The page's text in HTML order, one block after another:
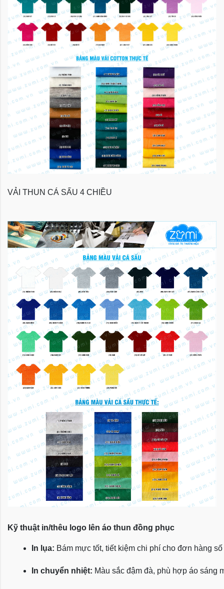
VẢI THUN CÁ SẤU 4 CHIỀU
Kỹ thuật in/thêu logo lên áo thun đồng phục
In lụa: Bám mực tốt, tiết kiệm chi phí cho đơn hàng
In chuyển nhiệt: Màu sắc đậm đà, phù hợp áo sáng